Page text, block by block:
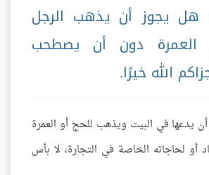
هل يجوز أن يذهب الرجل
العمرة دون أن يصطحب
الله خيرًا.
يدعها في البيت ويذهب للحج أو العمرة
أو لحاجاته الخاصة في التجارة، لا بأس